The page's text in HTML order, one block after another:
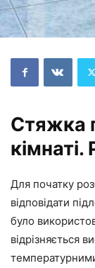
Стяжка
Для початку
відповідати
було
відрізняється